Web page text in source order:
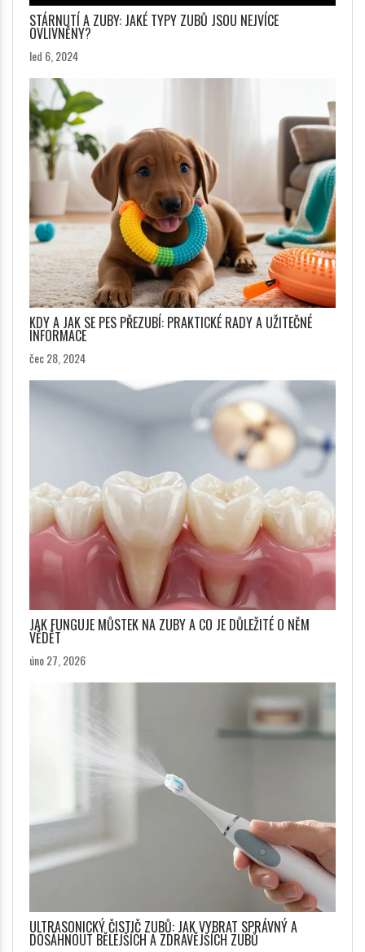
STÁRNUTÍ A ZUBY: JAKÉ TYPY ZUBŮ JSOU NEJVÍCE
OVLIVNĚNY?
led 6, 2024
KDY A JAK SE PES PŘEZUBÍ: PRAKTICKÉ RADY A UŽITEČNÉ
INFORMACE
čec 28, 2024
JAK FUNGUJE MŮSTEK NA ZUBY A CO JE DŮLEŽITÉ O NĚM
VĚDĚT
úno 27, 2026
ULTRASONICKÝ ČISTIČ ZUBŮ: JAK VYBRAT SPRÁVNÝ A
DOSÁHNOUT BĚLEJŠÍCH A ZDRAVĚJŠÍCH ZUBŮ